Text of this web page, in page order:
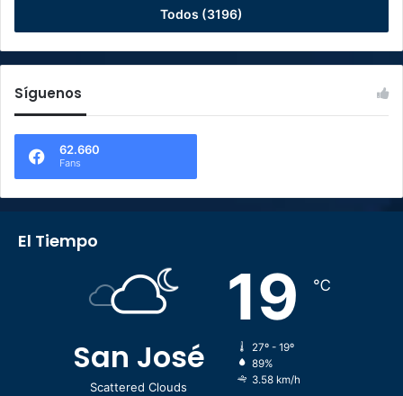
Todos (3196)
Síguenos
62.660
Fans
El Tiempo
San José
Scattered Clouds
19 ℃
27º - 19º
89%
3.58 km/h